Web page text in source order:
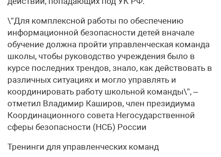
\”Для комплексной работы по обеспечению
информационной безопасности детей вначале
обучение должна пройти управленческая команда
школы, чтобы руководство учреждения было в
курсе последних трендов, знало, как действовать в
различных ситуациях и могло управлять и
координировать работу школьной команды\”, –
отметил Владимир Каширов, член президиума
Координационного совета Негосударственной
сферы безопасности (НСБ) России
Тренинги для управленческих команд